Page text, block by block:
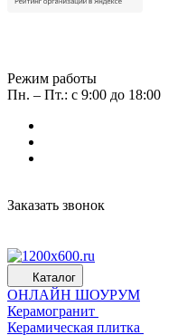
Режим работы
Пн. – Пт.: с 9:00 до 18:00
Заказать звонок
Каталог
ОНЛАЙН ШОУРУМ
Керамогранит
Керамическая плитка